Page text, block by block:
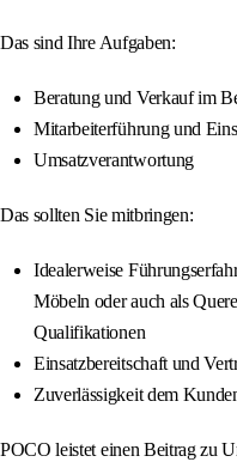
Das sind Ihre Aufgaben:
Beratung und Verkauf im
Mitarbeiterführung und
Umsatzverantwortung
Das sollten Sie mitbringen:
Idealerweise
Möbeln oder auch als
Qualifikationen
Einsatzbereitschaft und
Zuverlässigkeit dem
POCO leistet einen Beitrag zu